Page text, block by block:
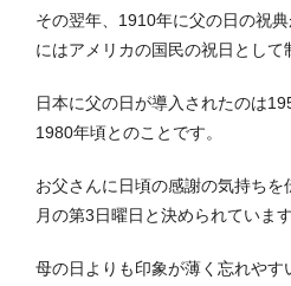
その翌年、1910年に父の日の祝
にはアメリカの国民の祝日として
日本に父の日が導入されたのは
1980年頃とのことです。
お父さんに日頃の感謝の気持ち
月の第3日曜日と決められています
母の日よりも印象が薄く忘れやす